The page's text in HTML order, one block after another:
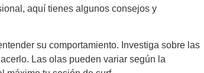
aquí tienes algunos consejos y
su comportamiento. Investiga sobre las
Las olas pueden variar según la